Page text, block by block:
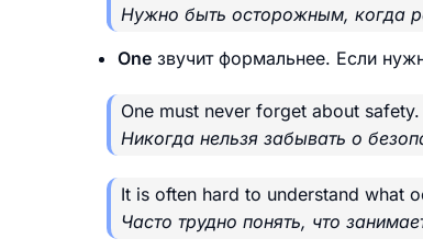
Нужно быть осторожным, когда
One звучит формальнее. Если
One must never forget about safety.
Никогда нельзя забывать о
It is often hard to understand what
Часто трудно понять, что